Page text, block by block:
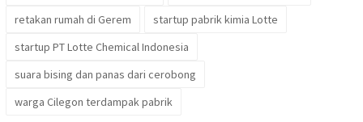
retakan rumah di Gerem
startup pabrik kimia Lotte
startup PT Lotte Chemical Indonesia
suara bising dan panas dari cerobong
warga Cilegon terdampak pabrik